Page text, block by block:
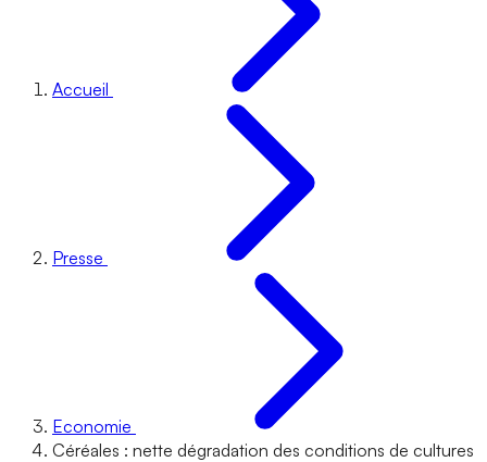
Accueil
Presse
Economie
Céréales : nette dégradation des conditions de cultures